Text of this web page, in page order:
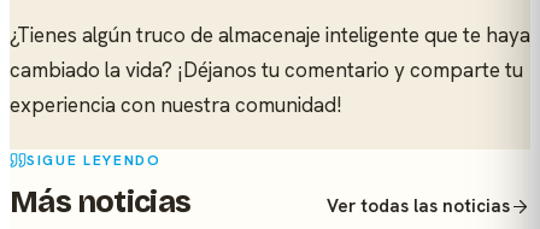
¿Tienes algún truco de almacenaje inteligente que te haya
cambiado la vida? ¡Déjanos tu comentario y comparte tu
experiencia con nuestra comunidad!
SIGUE LEYENDO
Más noticias Ver todas las noticias